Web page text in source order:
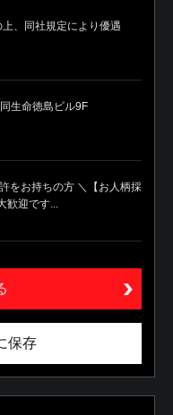
、同社規定により優遇
生命徳島ビル9F
をお持ちの方 ＼【お人柄採
迎です...
保存